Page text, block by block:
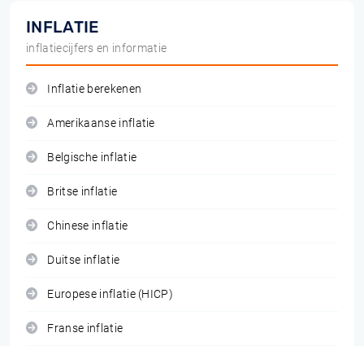
INFLATIE
inflatiecijfers en informatie
Inflatie berekenen
Amerikaanse inflatie
Belgische inflatie
Britse inflatie
Chinese inflatie
Duitse inflatie
Europese inflatie (HICP)
Franse inflatie